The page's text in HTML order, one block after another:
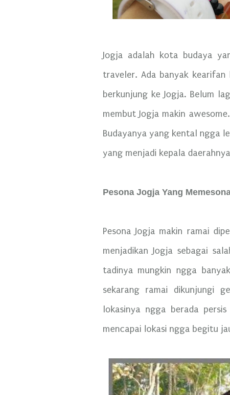
Jogja adalah kota budaya
traveler. Ada banyak
berkunjung ke Jogja. Belum
membut Jogja makin
Budayanya yang kental ngga
yang menjadi kepala
Pesona Jogja Yang
Pesona Jogja makin ramai
menjadikan Jogja sebagai
tadinya mungkin ngga
sekarang ramai dikunjungi
lokasinya ngga berada
mencapai lokasi ngga begitu